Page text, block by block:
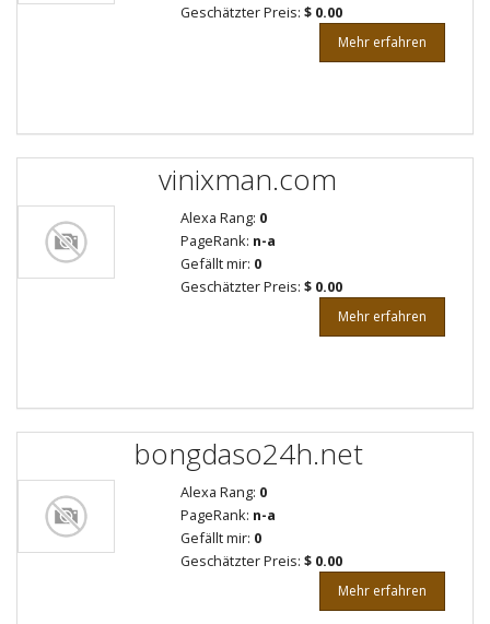
Geschätzter Preis: $ 0.00
Mehr erfahren
vinixman.com
Alexa Rang: 0
PageRank: n-a
Gefällt mir: 0
Geschätzter Preis: $ 0.00
Mehr erfahren
bongdaso24h.net
Alexa Rang: 0
PageRank: n-a
Gefällt mir: 0
Geschätzter Preis: $ 0.00
Mehr erfahren